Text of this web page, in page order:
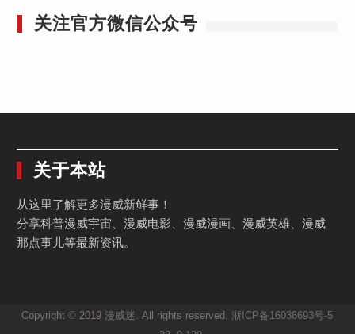
关注官方微信公众号
关于本站
从这里了解更多漫威新鲜事！
分享科普漫威宇宙、漫威电影、漫威漫画、漫威英雄、漫威
那点事儿等最新资讯。
Copyright © 2019 漫威迷. All rights reserved.浙ICP备16036693号-5